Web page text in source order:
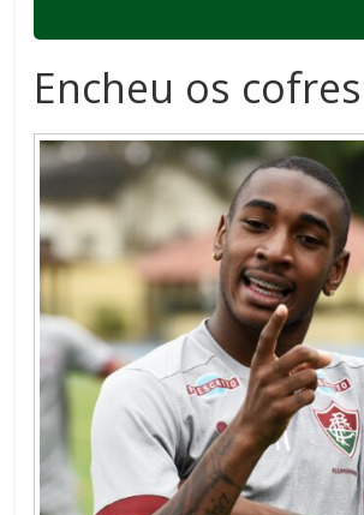
Encheu os